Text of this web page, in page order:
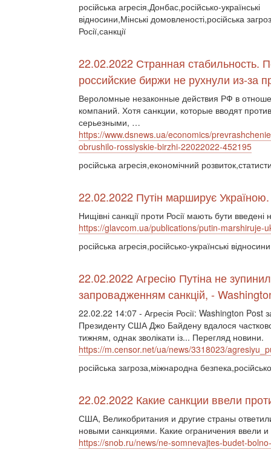
російська агресія,Донбас,російсько-українські
відносини,Мінські домовленості,російська
Росії,санкції
22.02.2022 Странная стабильность.
российские биржи не рухнули из-
Вероломные незаконные действия РФ в
компаний. Хотя санкции, которые вводят
серьезными, …
https://www.dsnews.ua/economics/
obrushilo-rossiyskie-birzhi-22022022-452195
російська агресія,економічний
22.02.2022 Путін марширує
Нищівні санкції проти Росії мають бути введені
https://glavcom.ua/publications/putin-marshiruje-
російська агресія,російсько-українські
22.02.2022 Агресію Путіна не
запровадженням санкцій, -
22.02.22 14:07 - Агресія Росії: Washington Post
Президенту США Джо Байдену вдалося
тижням, однак зволікати із... Перегляд новини.
https://m.censor.net/ua/news/3318023/
російська загроза,міжнародна
22.02.2022 Какие санкции ввели
США, Великобритания и другие страны
новыми санкциями. Какие ограничения ввели
https://snob.ru/news/ne-somnevajtes-budet-